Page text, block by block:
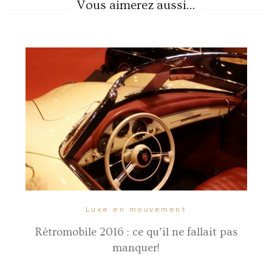
Vous aimerez aussi...
Luxe en mouvement
Rétromobile 2016 : ce qu’il ne fallait pas
manquer!